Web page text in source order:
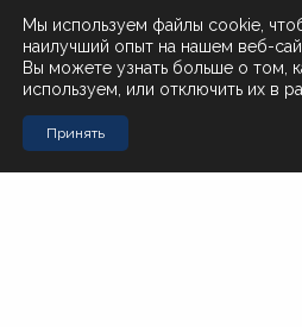
Доставка и оплата
О нас
Поставщикам
Контакты
Мы используем файлы cookie,
наилучший опыт на нашем веб-
Вы можете узнать больше о том,
используем, или отключить их в
Принять